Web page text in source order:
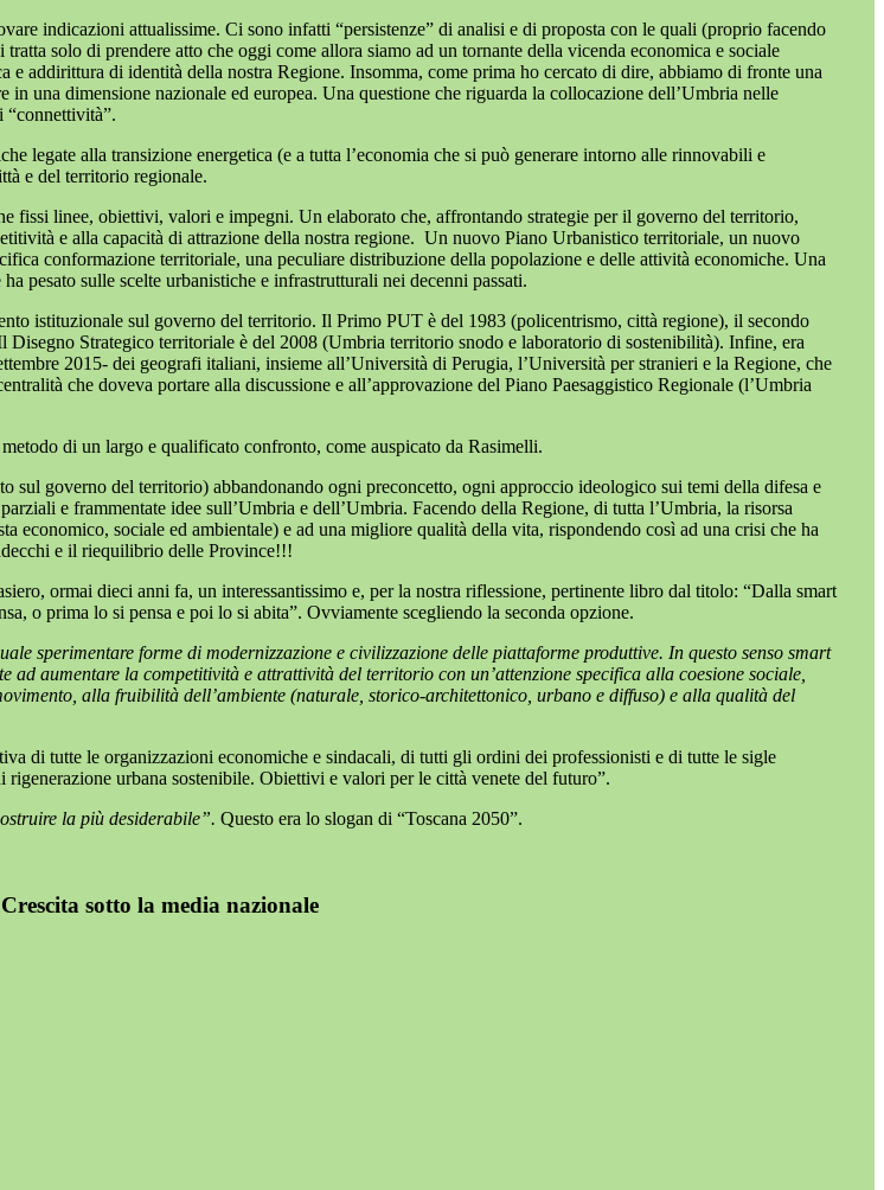
indicazioni attualissime. Ci sono infatti “persistenze” di analisi e di proposta con le quali (proprio facendo
solo di prendere atto che oggi come allora siamo ad un tornante della vicenda economica e sociale
addirittura di identità della nostra Regione. Insomma, come prima ho cercato di dire, abbiamo di fronte una
una dimensione nazionale ed europea. Una questione che riguarda la collocazione dell’Umbria nelle
“connettività”.
legate alla transizione energetica (e a tutta l’economia che si può generare intorno alle rinnovabili e
e del territorio regionale.
fissi linee, obiettivi, valori e impegni. Un elaborato che, affrontando strategie per il governo del territorio,
e alla capacità di attrazione della nostra regione. Un nuovo Piano Urbanistico territoriale, un nuovo
conformazione territoriale, una peculiare distribuzione della popolazione e delle attività economiche. Una
pesato sulle scelte urbanistiche e infrastrutturali nei decenni passati.
istituzionale sul governo del territorio. Il Primo PUT è del 1983 (policentrismo, città regione), il secondo
Strategico territoriale è del 2008 (Umbria territorio snodo e laboratorio di sostenibilità). Infine, era
2015- dei geografi italiani, insieme all’Università di Perugia, l’Università per stranieri e la Regione, che
che doveva portare alla discussione e all’approvazione del Piano Paesaggistico Regionale (l’Umbria
di un largo e qualificato confronto, come auspicato da Rasimelli.
sul governo del territorio) abbandonando ogni preconcetto, ogni approccio ideologico sui temi della difesa e
e frammentate idee sull’Umbria e dell’Umbria. Facendo della Regione, di tutta l’Umbria, la risorsa
economico, sociale ed ambientale) e ad una migliore qualità della vita, rispondendo così ad una crisi che ha
e il riequilibrio delle Province!!!
ormai dieci anni fa, un interessantissimo e, per la nostra riflessione, pertinente libro dal titolo: “Dalla smart
o prima lo si pensa e poi lo si abita”. Ovviamente scegliendo la seconda opzione.
sperimentare forme di modernizzazione e civilizzazione delle piattaforme produttive. In questo senso smart
aumentare la competitività e attrattività del territorio con un’attenzione specifica alla coesione sociale,
alla fruibilità dell’ambiente (naturale, storico-architettonico, urbano e diffuso) e alla qualità del
di tutte le organizzazioni economiche e sindacali, di tutti gli ordini dei professionisti e di tutte le sigle
urbana sostenibile. Obiettivi e valori per le città venete del futuro”.
la più desiderabile”. Questo era lo slogan di “Toscana 2050”.
sotto la media nazionale